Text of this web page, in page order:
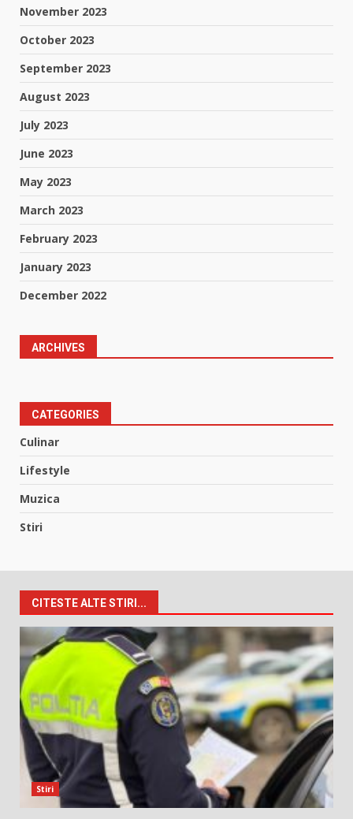
November 2023
October 2023
September 2023
August 2023
July 2023
June 2023
May 2023
March 2023
February 2023
January 2023
December 2022
ARCHIVES
CATEGORIES
Culinar
Lifestyle
Muzica
Stiri
CITESTE ALTE STIRI...
Stiri